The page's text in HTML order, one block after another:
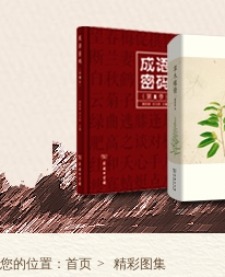
您的位置： 首页 > 精彩图集